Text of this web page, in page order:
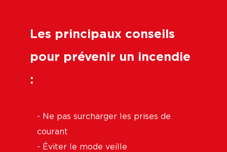
Les principaux conseils
pour prévenir un incendie
:
- Ne pas surcharger les prises de
courant
- Éviter le mode veille